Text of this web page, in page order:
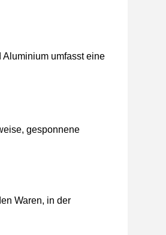
umfasst eine
gesponnene
Waren, in der